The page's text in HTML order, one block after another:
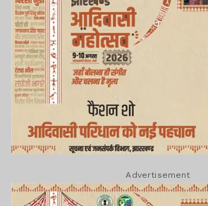
Advertisement